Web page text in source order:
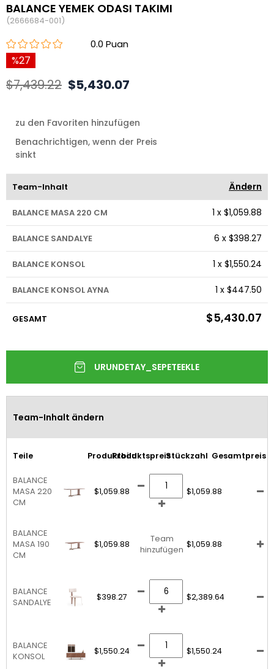
BALANCE YEMEK ODASI TAKIMI
(2666684-001)
0.0
27
$7,439.22 $5,430.07
zu den Favoriten hinzufügen
Benachrichtigen, wenn der Preis
sinkt
Team-Inhalt Ändern
BALANCE MASA 220 CM 1 x $1,059.88
BALANCE SANDALYE 6 x $398.27
BALANCE KONSOL 1 x $1,550.24
BALANCE KONSOL AYNA 1 x $447.50
GESAMT $5,430.07
Team-Inhalt ändern
Teile ProduktbildProduktspreisStückzahl Gesamtpreis
BALANCE
MASA 220
CM
$1,059.88 $1,059.88
BALANCE
MASA 190
CM
$1,059.88
Team
hinzufügen
$1,059.88
BALANCE
SANDALYE
$398.27 $2,389.64
BALANCE
KONSOL
$1,550.24 $1,550.24